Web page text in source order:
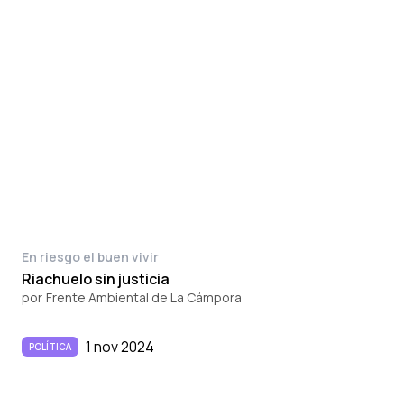
En riesgo el buen vivir
Riachuelo sin justicia
por Frente Ambiental de La Cámpora
POLÍTICA 1 nov 2024